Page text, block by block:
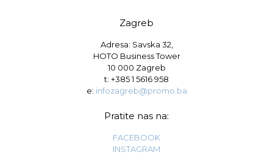
Zagreb
Adresa: Savska 32,
HOTO Business Tower
10 000 Zagreb
t: +385 1 5616 958
e: infozagreb@promo.ba
Pratite nas na:
FACEBOOK
INSTAGRAM